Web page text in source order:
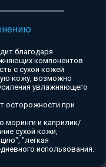
благодаря
компонентов
с сухой кожей
кожу, возможно
увлажняющего
осторожности при
моринги и каприлик/
сухой кожи,
"легкая
использования.